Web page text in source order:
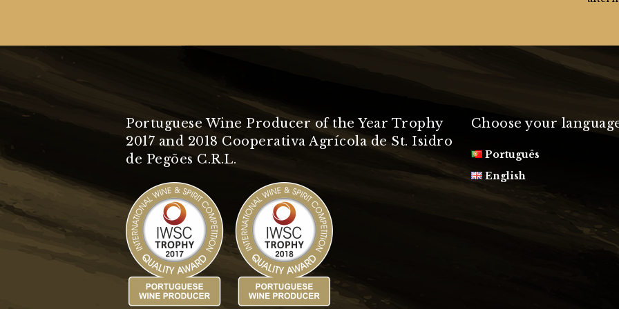
Portuguese Wine Producer of the Year Trophy
2017 and 2018 Cooperativa Agrícola de St. Isidro
de Pegões C.R.L.
Choose your
Português
English